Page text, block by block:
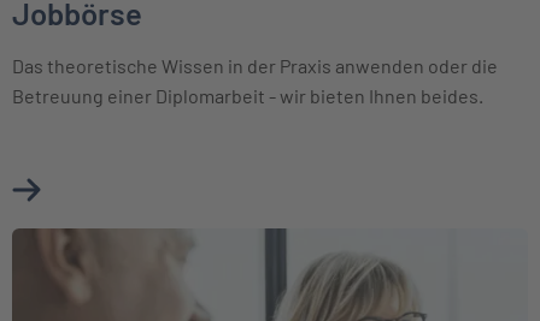
Jobbörse
Das theoretische Wissen in der Praxis anwenden oder die
Betreuung einer Diplomarbeit - wir bieten Ihnen beides.
Mehr über Jobbörse erfahren
Weiter zu Karriere im Vertrieb